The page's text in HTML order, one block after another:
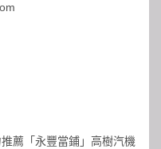
薦「永豐當鋪」高樹汽機